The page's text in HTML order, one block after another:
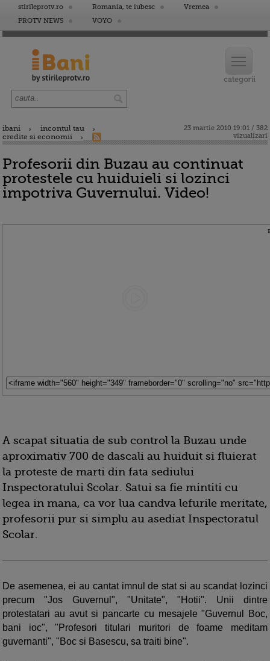
stirileprotv.ro Romania, te iubesc
Vremea
PROTV NEWS
VOYO
ibani
incontul tau
credite si economii
23 martie 2010 19:01 / 382
vizualizari
Profesorii din Buzau au continuat
protestele cu huiduieli si lozinci
impotriva Guvernului. Video!
A scapat situatia de sub control la Buzau unde
aproximativ 700 de dascali au huiduit si fluierat
la proteste de marti din fata sediului
Inspectoratului Scolar. Satui sa fie mintiti cu
legea in mana, ca vor lua candva lefurile meritate,
profesorii pur si simplu au asediat Inspectoratul
Scolar.
De asemenea, ei au cantat imnul de stat si au scandat lozinci
precum "Jos Guvernul", "Unitate", "Hotii". Unii dintre
protestatari au avut si pancarte cu mesajele "Guvernul Boc,
bani ioc", "Profesori titulari muritori de foame meditam
guvernanti", "Boc si Basescu, sa traiti bine".